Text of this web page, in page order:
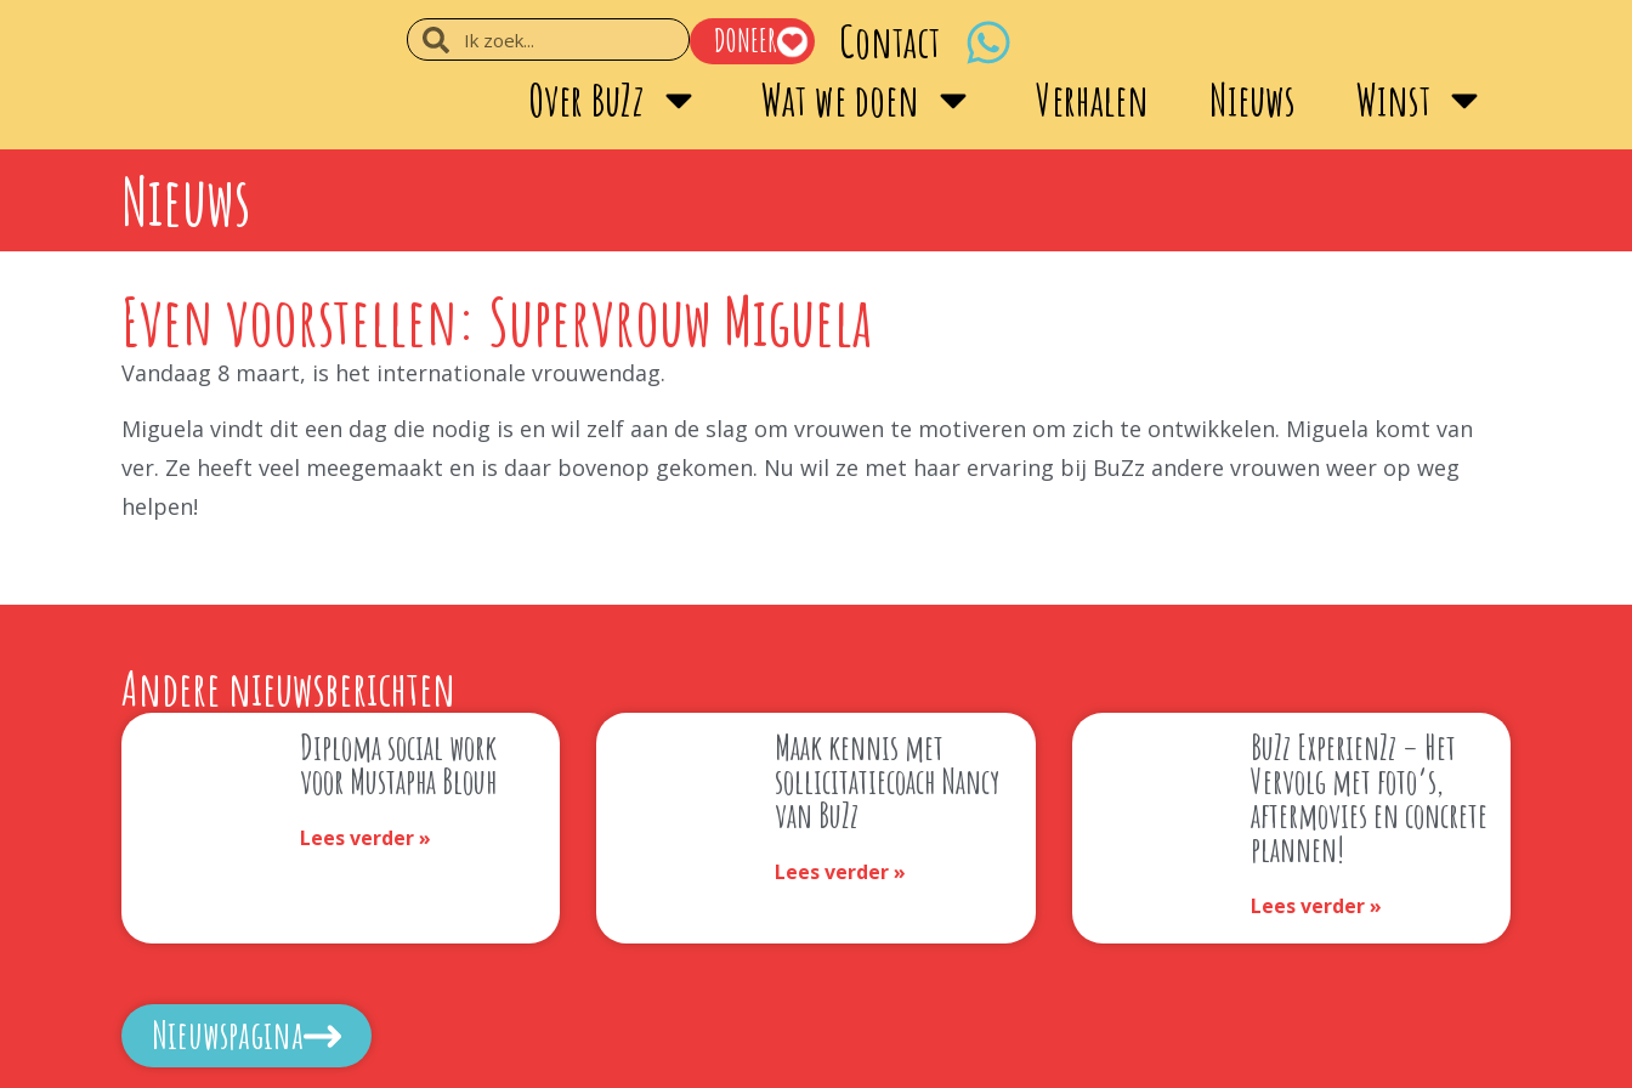
DONEER
Contact
Over BuZz
Wat we doen Verhalen Nieuws Winst
Nieuws
Even voorstellen: Supervrouw Miguela
Vandaag 8 maart, is het internationale vrouwendag.
Miguela vindt dit een dag die nodig is en wil zelf aan de slag om vrouwen te motiveren om zich te ontwikkelen. Miguela komt van
ver. Ze heeft veel meegemaakt en is daar bovenop gekomen. Nu wil ze met haar ervaring bij BuZz andere vrouwen weer op weg
helpen!
Andere nieuwsberichten
Diploma social work
voor Mustapha Blouh
Lees verder »
Maak kennis met
sollicitatiecoach Nancy
van BuZz
Lees verder »
BuZz ExperienZz – Het
Vervolg met foto’s,
aftermovies en concrete
plannen!
Lees verder »
Nieuwspagina